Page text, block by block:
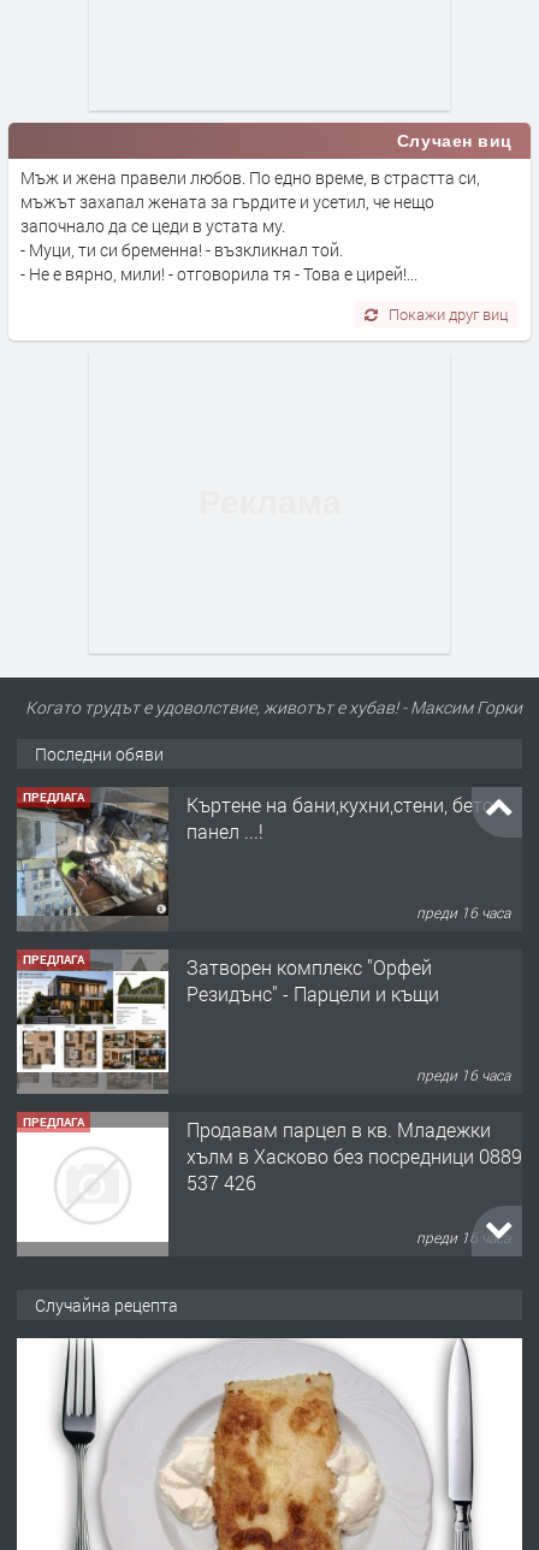
Случаен виц
Мъж и жена правели любов. По едно време, в страстта си,
мъжът захапал жената за гърдите и усетил, че нещо
започнало да се цеди в устата му.
- Муци, ти си бременна! - възкликнал той.
- Не е вярно, мили! - отговорила тя - Това е цирей!...
Покажи друг виц
Когато трудът е удоволствие, животът е хубав! - Максим Горки
Последни обяви
ПРЕДЛАГА
Къртене на бани,кухни,стени, бетон,
панел ...!
преди 16 часа
ПРЕДЛАГА
Затворен комплекс "Орфей
Резидънс" - Парцели и къщи
преди 16 часа
ПРЕДЛАГА
Продавам парцел в кв. Младежки
хълм в Хасково без посредници 0889
537 426
преди 16 часа
преди 16 часа
ПРЕДЛАГА Под НАЕМ двустаен Орфей
Случайна рецепта